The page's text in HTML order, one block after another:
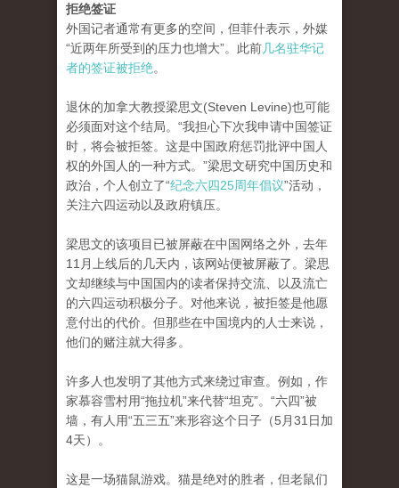
拒绝签证
外国记者通常有更多的空间，但菲什表示，外媒
“近两年所受到的压力也增大”。此前几名驻华记
者的签证被拒绝。
退休的加拿大教授梁思文(Steven Levine)也可能
必须面对这个结局。“我担心下次我申请中国签证
时，将会被拒签。这是中国政府惩罚批评中国人
权的外国人的一种方式。”梁思文研究中国历史和
政治，个人创立了“纪念六四25周年倡议”活动，
关注六四运动以及政府镇压。
梁思文的该项目已被屏蔽在中国网络之外，去年
11月上线后的几天内，该网站便被屏蔽了。梁思
文却继续与中国国内的读者保持交流、以及流亡
的六四运动积极分子。对他来说，被拒签是他愿
意付出的代价。但那些在中国境内的人士来说，
他们的赌注就大得多。
许多人也发明了其他方式来绕过审查。例如，作
家慕容雪村用“拖拉机”来代替“坦克”。“六四”被
墙，有人用“五三五”来形容这个日子（5月31日加
4天）。
这是一场猫鼠游戏。猫是绝对的胜者，但老鼠们